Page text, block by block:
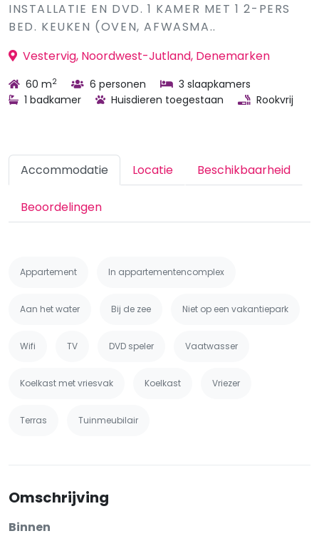
INSTALLATIE EN DVD. 1 KAMER MET 1 2-PERS
BED. KEUKEN (OVEN, AFWASMA..
Vestervig, Noordwest-Jutland, Denemarken
60 m2 6 personen
3 slaapkamers
1 badkamer
Huisdieren toegestaan Rookvrij
Accommodatie Locatie Beschikbaarheid
Beoordelingen
Appartement In appartementencomplex
Aan het water Bij de zee Niet op een vakantiepark
Wifi TV DVD speler Vaatwasser
Koelkast met vriesvak Koelkast Vriezer
Terras Tuinmeubilair
Omschrijving
Binnen